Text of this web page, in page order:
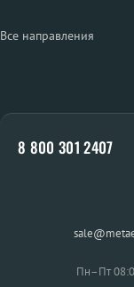
Все направления
8 800 301 2407
Пн–Пт